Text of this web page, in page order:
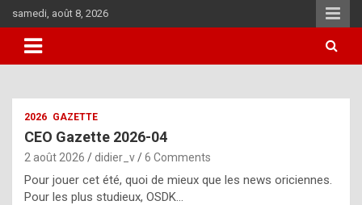
to
content
samedi, août 8, 2026
i
2026 GAZETTE
CEO Gazette 2026-04
2 août 2026 didier_v 6 Comments
Pour jouer cet été, quoi de mieux que les news oriciennes.
Pour les plus studieux, OSDK…